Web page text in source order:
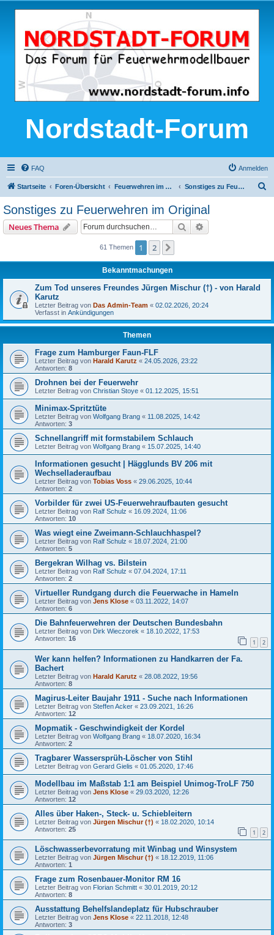
Nordstadt-Forum
FAQ Anmelden
Startseite Foren-Übersicht Feuerwehren im Original Sonstiges zu Feuerwehren im Original
Sonstiges zu Feuerwehren im Original
Neues Thema Suche
61 Themen 1 2
Bekanntmachungen
Zum Tod unseres Freundes Jürgen Mischur (†) - von Harald
Karutz
Letzter Beitrag von Das Admin-Team « 02.02.2026, 20:24
Verfasst in Ankündigungen
Themen
Frage zum Hamburger Faun-FLF
Letzter Beitrag von Harald Karutz « 24.05.2026, 23:22
Antworten: 8
Drohnen bei der Feuerwehr
Letzter Beitrag von Christian Stoye « 01.12.2025, 15:51
Minimax-Spritztüte
Letzter Beitrag von Wolfgang Brang « 11.08.2025, 14:42
Antworten: 3
Schnellangriff mit formstabilem Schlauch
Letzter Beitrag von Wolfgang Brang « 15.07.2025, 14:40
Informationen gesucht | Hägglunds BV 206 mit
Wechselladeraufbau
Letzter Beitrag von Tobias Voss « 29.06.2025, 10:44
Antworten: 2
Vorbilder für zwei US-Feuerwehraufbauten gesucht
Letzter Beitrag von Ralf Schulz « 16.09.2024, 11:06
Antworten: 10
Was wiegt eine Zweimann-Schlauchhaspel?
Letzter Beitrag von Ralf Schulz « 18.07.2024, 21:00
Antworten: 5
Bergekran Wilhag vs. Bilstein
Letzter Beitrag von Ralf Schulz « 07.04.2024, 17:11
Antworten: 2
Virtueller Rundgang durch die Feuerwache in Hameln
Letzter Beitrag von Jens Klose « 03.11.2022, 14:07
Antworten: 6
Die Bahnfeuerwehren der Deutschen Bundesbahn
Letzter Beitrag von Dirk Wieczorek « 18.10.2022, 17:53
Antworten: 16 1 2
Wer kann helfen? Informationen zu Handkarren der Fa.
Bachert
Letzter Beitrag von Harald Karutz « 28.08.2022, 19:56
Antworten: 8
Magirus-Leiter Baujahr 1911 - Suche nach Informationen
Letzter Beitrag von Steffen Acker « 23.09.2021, 16:26
Antworten: 12
Mopmatik - Geschwindigkeit der Kordel
Letzter Beitrag von Wolfgang Brang « 18.07.2020, 16:34
Antworten: 2
Tragbarer Wassersprüh-Löscher von Stihl
Letzter Beitrag von Gerard Gielis « 01.05.2020, 17:46
Modellbau im Maßstab 1:1 am Beispiel Unimog-TroLF 750
Letzter Beitrag von Jens Klose « 29.03.2020, 12:26
Antworten: 12
Alles über Haken-, Steck- u. Schiebleitern
Letzter Beitrag von Jürgen Mischur (†) « 18.02.2020, 10:14
Antworten: 25 1 2
Löschwasserbevorratung mit Winbag und Winsystem
Letzter Beitrag von Jürgen Mischur (†) « 18.12.2019, 11:06
Antworten: 1
Frage zum Rosenbauer-Monitor RM 16
Letzter Beitrag von Florian Schmitt « 30.01.2019, 20:12
Antworten: 8
Ausstattung Behelfslandeplatz für Hubschrauber
Letzter Beitrag von Jens Klose « 22.11.2018, 12:48
Antworten: 3